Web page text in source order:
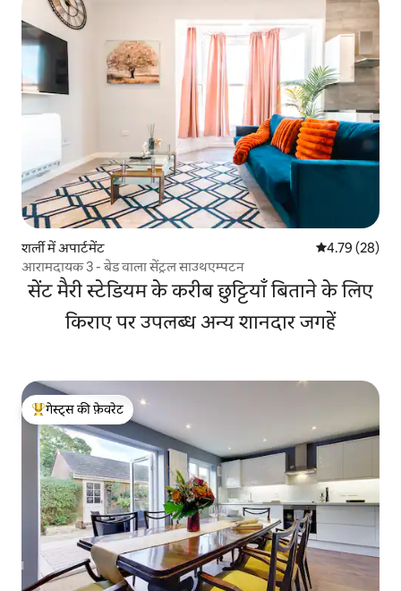
शर्ली में अपार्टमेंट औसत रेटिंग 5 में
4.79 (28)
आरामदायक 3 - बेड वाला सेंट्रल साउथएम्पटन
सेंट मैरी स्टेडियम के करीब छुट्टियाँ बिताने के लिए
किराए पर उपलब्ध अन्य शानदार जगहें
गेस्ट्स का टॉप फ़ेवरेट
गेस्ट्स की फ़ेवरेट